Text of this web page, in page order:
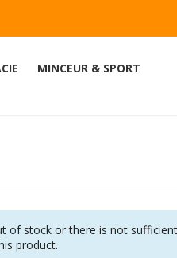
MINCEUR & SPORT
of stock or there is not
product.